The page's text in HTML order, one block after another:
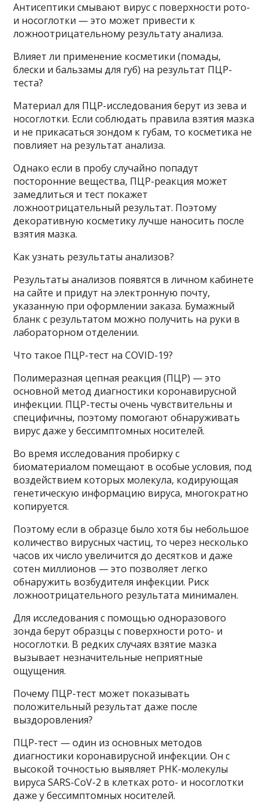
Антисептики смывают вирус с поверхности рото-
и носоглотки — это может привести к
ложноотрицательному результату анализа.
Влияет ли применение косметики (помады,
блески и бальзамы для губ) на результат ПЦР-
теста?
Материал для ПЦР-исследования берут из зева и
носоглотки. Если соблюдать правила взятия мазка
и не прикасаться зондом к губам, то косметика не
повлияет на результат анализа.
Однако если в пробу случайно попадут
посторонние вещества, ПЦР-реакция может
замедлиться и тест покажет
ложноотрицательный результат. Поэтому
декоративную косметику лучше наносить после
взятия мазка.
Как узнать результаты анализов?
Результаты анализов появятся в личном кабинете
на сайте и придут на электронную почту,
указанную при оформлении заказа. Бумажный
бланк с результатом можно получить на руки в
лабораторном отделении.
Что такое ПЦР-тест на COVID-19?
Полимеразная цепная реакция (ПЦР) — это
основной метод диагностики коронавирусной
инфекции. ПЦР-тесты очень чувствительны и
специфичны, поэтому помогают обнаруживать
вирус даже у бессимптомных носителей.
Во время исследования пробирку с
биоматериалом помещают в особые условия, под
воздействием которых молекула, кодирующая
генетическую информацию вируса, многократно
копируется.
Поэтому если в образце было хотя бы небольшое
количество вирусных частиц, то через несколько
часов их число увеличится до десятков и даже
сотен миллионов — это позволяет легко
обнаружить возбудителя инфекции. Риск
ложноотрицательного результата минимален.
Для исследования с помощью одноразового
зонда берут образцы с поверхности рото- и
носоглотки. В редких случаях взятие мазка
вызывает незначительные неприятные
ощущения.
Почему ПЦР-тест может показывать
положительный результат даже после
выздоровления?
ПЦР-тест — один из основных методов
диагностики коронавирусной инфекции. Он с
высокой точностью выявляет РНК-молекулы
вируса SARS-CoV-2 в клетках рото- и носоглотки
даже у бессимптомных носителей.